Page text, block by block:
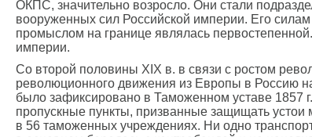
ОКПС, значительно возросло. Они стали
вооруженных сил Российской империи. Его
промыслом на границе являлась
империи.
Со второй половины XIX в. в связи с ростом
революционного движения из Европы в Россию
было зафиксировано в Таможенном уставе 1857
пропускные пункты, призванные защищать устои
в 56 таможенных учреждениях. Ни одно